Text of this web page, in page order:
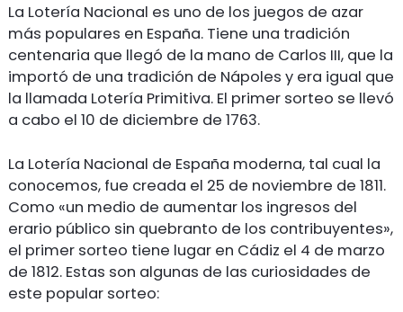
La Lotería Nacional es uno de los juegos de azar
más populares en España. Tiene una tradición
centenaria que llegó de la mano de Carlos III, que la
importó de una tradición de Nápoles y era igual que
la llamada Lotería Primitiva. El primer sorteo se llevó
a cabo el 10 de diciembre de 1763.
La Lotería Nacional de España moderna, tal cual la
conocemos, fue creada el 25 de noviembre de 1811.
Como «un medio de aumentar los ingresos del
erario público sin quebranto de los contribuyentes»,
el primer sorteo tiene lugar en Cádiz el 4 de marzo
de 1812. Estas son algunas de las curiosidades de
este popular sorteo: